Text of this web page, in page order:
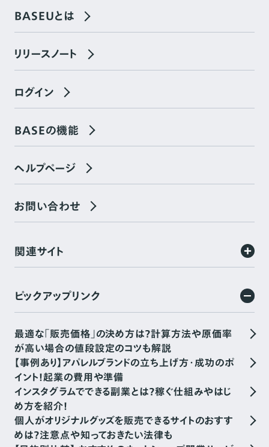
BASEUとは
リリースノート
ログイン
BASEの機能
ヘルプページ
お問い合わせ
関連サイト
ピックアップリンク
最適な「販売価格」の決め方は？計算方法や原価率
が高い場合の値段設定のコツも解説
【事例あり】アパレルブランドの立ち上げ方・成功のポ
イント！起業の費用や準備
インスタグラムでできる副業とは？稼ぐ仕組みやはじ
め方を紹介！
個人がオリジナルグッズを販売できるサイトのおすす
めは？注意点や知っておきたい法律も